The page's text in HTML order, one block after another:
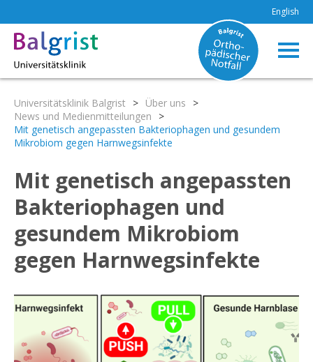
English
Universitätsklinik Balgrist > Über uns
>
News und Medienmitteilungen
>
Mit genetisch angepassten Bakteriophagen und gesundem
Mikrobiom gegen Harnwegsinfekte
Mit genetisch angepassten
Bakteriophagen und
gesundem Mikrobiom
gegen Harnwegsinfekte